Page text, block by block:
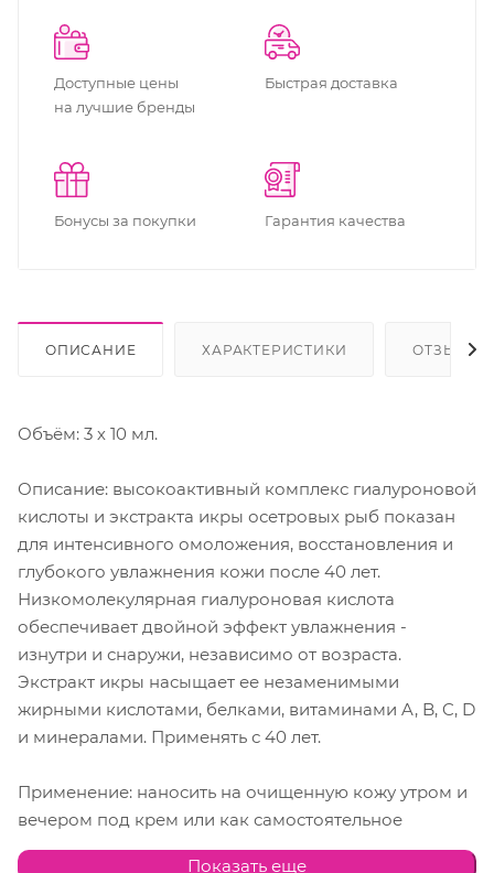
Доступные цены
на лучшие бренды
Быстрая доставка
Бонусы за покупки Гарантия качества
ОПИСАНИЕ ХАРАКТЕРИСТИКИ ОТЗЫВЫ
Объём: 3 х 10 мл.
Описание: высокоактивный комплекс гиалуроновой
кислоты и экстракта икры осетровых рыб показан
для интенсивного омоложения, восстановления и
глубокого увлажнения кожи после 40 лет.
Низкомолекулярная гиалуроновая кислота
обеспечивает двойной эффект увлажнения -
изнутри и снаружи, независимо от возраста.
Экстракт икры насыщает ее незаменимыми
жирными кислотами, белками, витаминами A, B, C, D
и минералами. Применять с 40 лет.
Применение: наносить на очищенную кожу утром и
вечером под крем или как самостоятельное
средство. Для достижения выраженного эффекта
Показать еще